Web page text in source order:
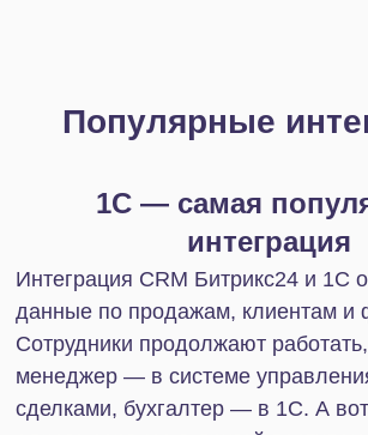
Модуль позволяет создавать различные
справочники и документы в 1С из карточек
Компаний, Контактов, Лидов, Сделок, Счетов или
Смарт-Процессов. Ссылки на созданные
документы фиксируются в истории карточки
элемента CRM. Благодаря этому можно
отследить историю создания объектов в 1С, а
также получить к ним доступ как с Desktop-версии
Битрикс24, так и через мобильное приложение.
Автоматизация